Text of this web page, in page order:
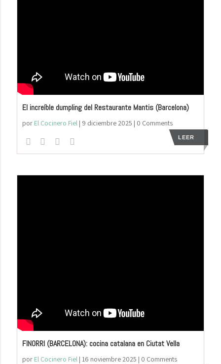
El increíble dumpling del Restaurante Mantis (Barcelona)
por El Cocinero Fiel| 9 diciembre 2025 | 0 Comments
LEER
FINORRI (BARCELONA): cocina catalana en Ciutat Vella
por El Cocinero Fiel| 16 noviembre 2025 | 0 Comments